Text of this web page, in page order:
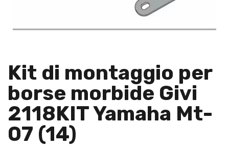
Kit di montaggio per
borse morbide Givi
2118KIT Yamaha Mt-
07 (14)